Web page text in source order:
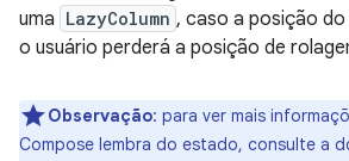
uma LazyColumn , caso a posição do
o usuário perderá a posição de
Observação: para ver mais
Compose lembra do estado, consulte a